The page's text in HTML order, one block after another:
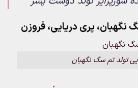
تولد تم سگ نگهبان